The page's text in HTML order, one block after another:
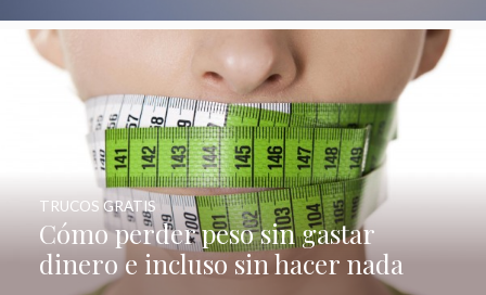
Cómo perder peso sin gastar
dinero e incluso sin hacer nada
TRUCOS GRATIS